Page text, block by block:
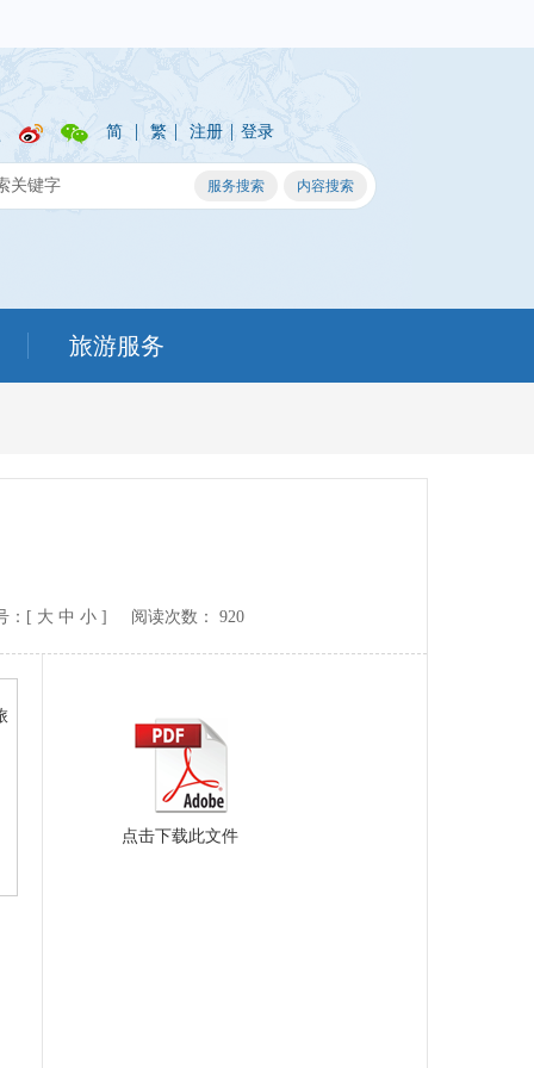
简 | 繁 | 注册 | 登录
旅游服务
：[ 大 中 小 ] 阅读次数： 920
点击下载此文件